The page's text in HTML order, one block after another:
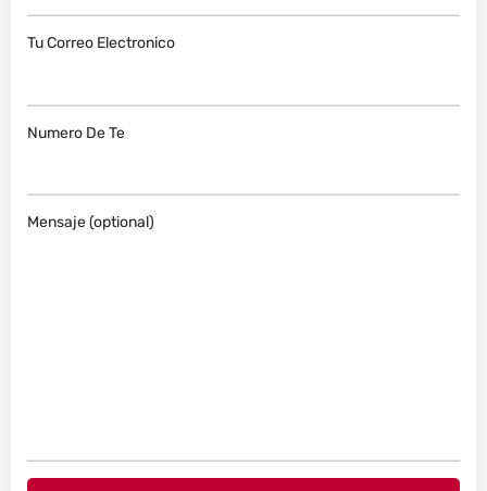
Tu Correo Electronico
Numero De Te
Mensaje (optional)